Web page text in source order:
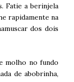
Fatie a berinjela
rapidamente na
dos dois
molho no fundo
de abobrinha,